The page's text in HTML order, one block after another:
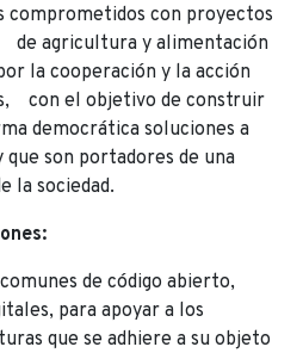
con proyectos
de agricultura y alimentación
la cooperación y la acción
con el objetivo de construir
democrática soluciones a
son portadores de una
la sociedad.
de código abierto,
para apoyar a los
que se adhiere a su objeto